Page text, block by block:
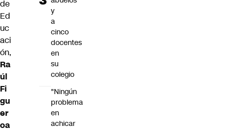
de
Ed
uc
aci
ón,
Ra
úl
Fi
gu
er
oa
y
a
cinco
docentes
en
su
colegio
"Ningún
problema
en
achicar